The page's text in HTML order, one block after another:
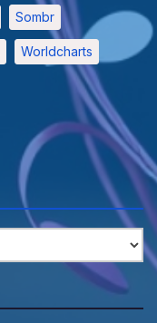
Sombr
Worldcharts